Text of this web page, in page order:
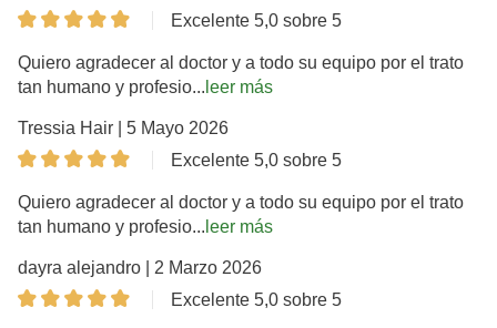
Excelente 5,0 sobre 5
Quiero agradecer al doctor y a todo su equipo por el trato
tan humano y profesio... leer más
Tressia Hair | 5 Mayo 2026
Excelente 5,0 sobre 5
Quiero agradecer al doctor y a todo su equipo por el trato
tan humano y profesio... leer más
dayra alejandro | 2 Marzo 2026
Excelente 5,0 sobre 5